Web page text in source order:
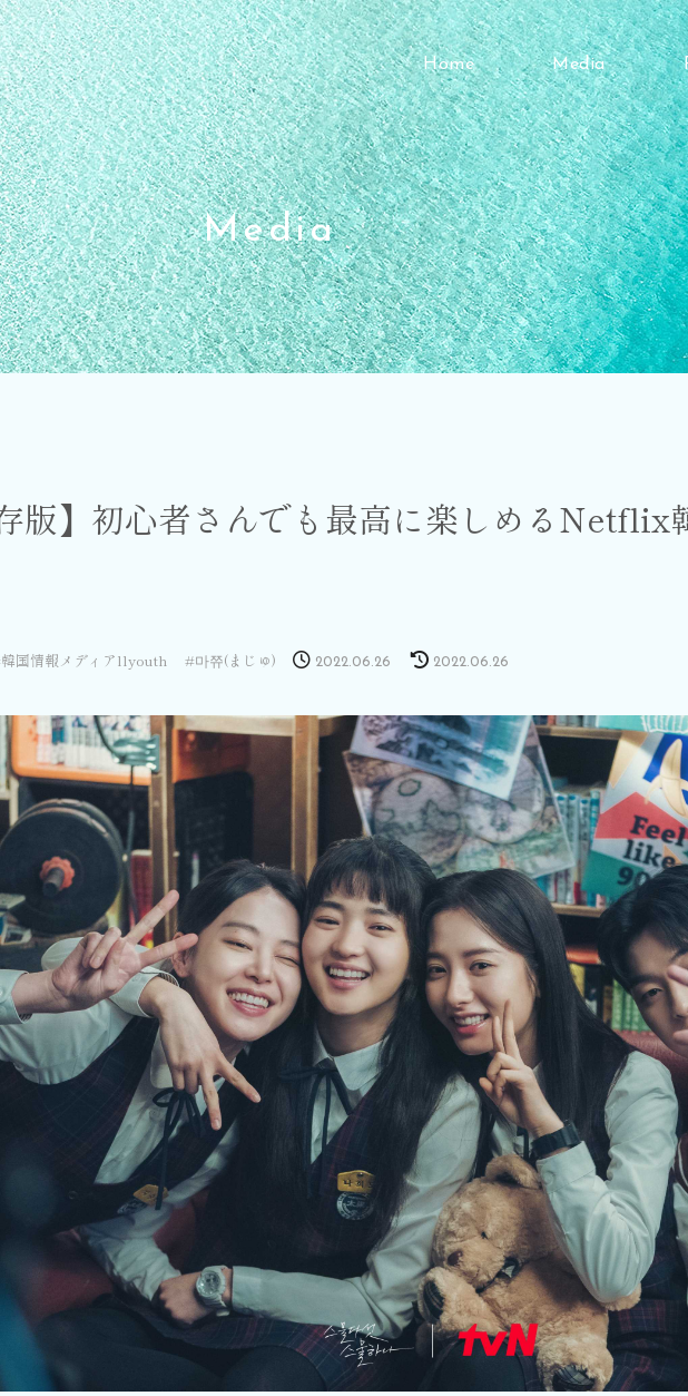
Home Media
Media
版】初心者さんでも最高に楽しめるNetflix
韓国情報メディアllyouth 마쮸(まじゅ) 2022.06.26 2022.06.26